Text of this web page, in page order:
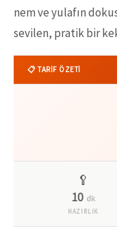
nem ve yulafın
sevilen, pratik bir
📋 TARİF ÖZETİ
🥄
10 dk
HAZIRLIK